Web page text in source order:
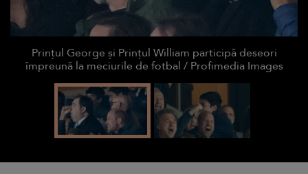
Prințul George și Prințul William participă deseori
împreună la meciurile de fotbal / Profimedia Images